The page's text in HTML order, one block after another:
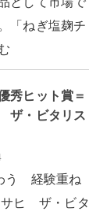
「ねぎ塩麹チ
秀ヒット賞＝
ザ・ビタリス
う 経験重ね
ヒ ザ・ビタ